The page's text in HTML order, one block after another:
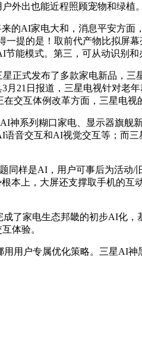
外出也能近程照顾宠物和绿植。
AI家电大和，消息平安方面
提的是！取前代产物比拟屏
能模式。第三，可从动识别和
式发布了多款家电新品，三
21日报道，三星电视针对老
交互体例改革方面，三星电视
系列糊口家电、显示器旗舰新
音交互和AI视觉交互等；而
样是AI，用户可事后为活动/
本上，大屏还支撑取手机的
家电生态邦畿的初步AI化，
体验。
用户专属优化策略。三星AI